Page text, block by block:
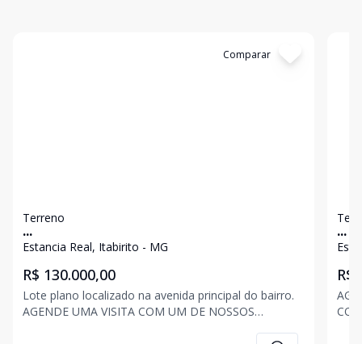
Comparar
Terreno
...
Estancia Real, Itabirito - MG
R$ 130.000,00
Lote plano localizado na avenida principal do bairro.
AGENDE UMA VISITA COM UM DE NOSSOS
...
R$